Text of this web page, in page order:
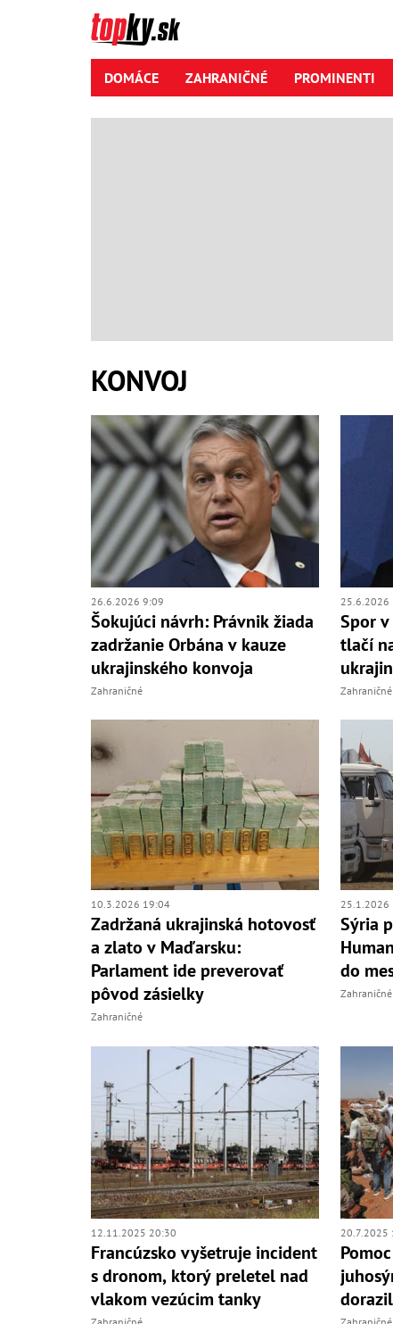
DOMÁCE ZAHRANIČNÉ PROMINENTI
KONVOJ
26.6.2026 9:09
Šokujúci návrh: Právnik žiada
zadržanie Orbána v kauze
ukrajinského konvoja
Zahraničné
25.6.2026
Spor
tlačí
Zahraničné
10.3.2026 19:04
Zadržaná ukrajinská hotovosť
a zlato v Maďarsku:
Parlament ide preverovať
pôvod zásielky
Zahraničné
25.1.2026
Sýria
do
Zahraničné
12.11.2025 20:30
Francúzsko vyšetruje incident
s dronom, ktorý preletel nad
vlakom vezúcim tanky
20.7.2025